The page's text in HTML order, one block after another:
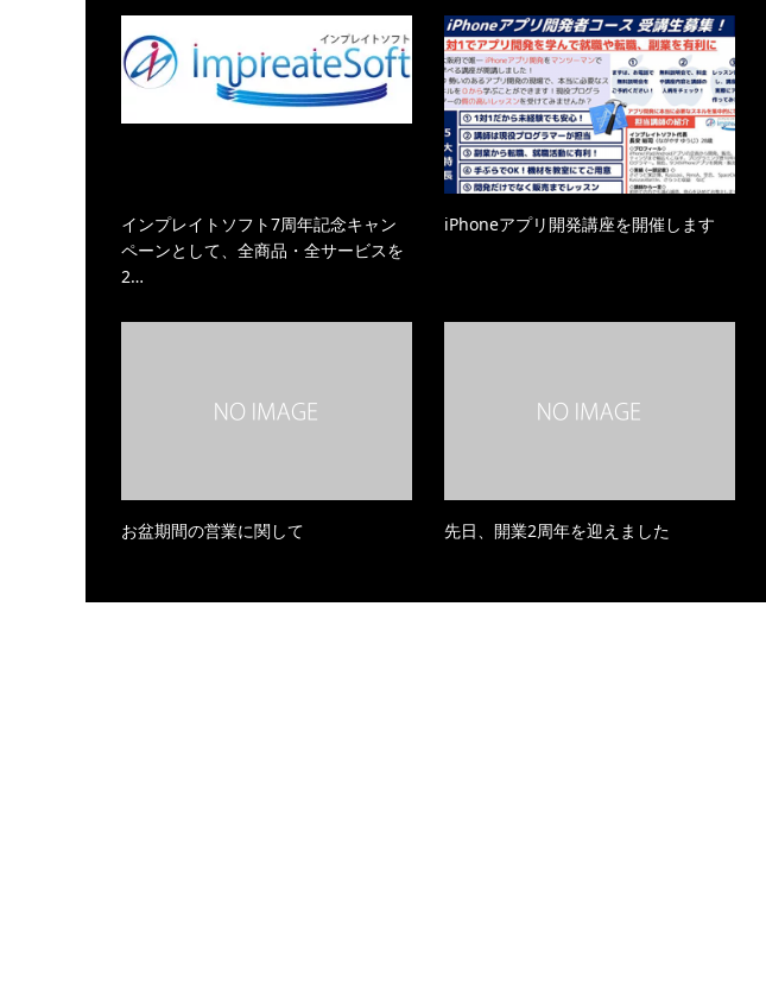
インプレイトソフト7周年記念キャン
ペーンとして、全商品・全サービスを
2…
iPhoneアプリ開発講座を開催します
お盆期間の営業に関して 先日、開業2周年を迎えました